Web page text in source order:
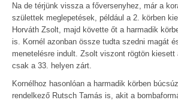
Na de térjünk vissza a főversenyhez, már a
születtek meglepetések, például a 2. körben
Horváth Zsolt, majd követte őt a harmadik
is. Kornél azonban össze tudta szedni magát
menetelésre indult. Zsolt viszont rögtön
csak a 33. helyen zárt.
Kornélhoz hasonlóan a harmadik körben
rendelkező Rutsch Tamás is, akit a